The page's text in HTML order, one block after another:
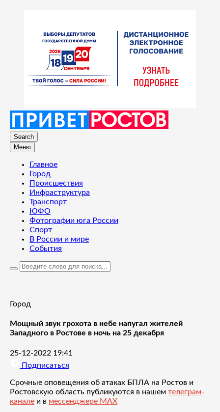
Search
Меню
Главное
Город
Происшествия
Инфраструктура
Транспорт
ЮФО
Фотографии юга России
Спорт
В России и мире
События
Город
Мощный звук грохота в небе напугал жителей
Западного в Ростове в ночь на 25 декабря
25-12-2022 19:41
Подписаться
Срочные оповещения об атаках БПЛА на Ростов и
Ростовскую область публикуются в нашем телеграм-
канале и в мессенджере MAX